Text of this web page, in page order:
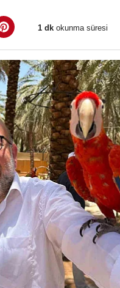
1 dk okunma süresi